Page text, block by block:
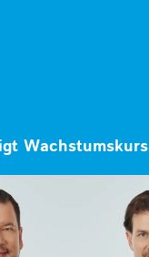
Wachstumskurs